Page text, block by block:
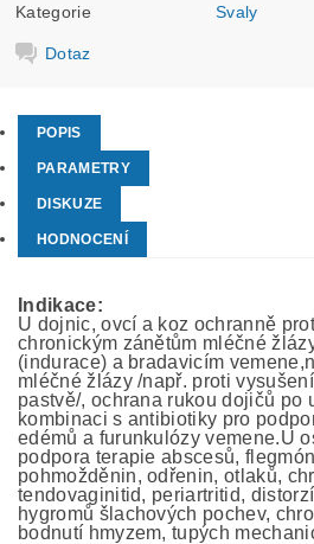
Kategorie Svaly
Dotaz
POPIS
PARAMETRY
DISKUZE
HODNOCENÍ
Indikace:
U dojnic, ovcí a koz ochranně
chronickým zánětům mléčné
(indurace) a bradavicím
mléčné žlázy /např. proti
pastvě/, ochrana rukou dojičů po
kombinaci s antibiotiky pro
edémů a furunkulózy vemene.U
podpora terapie abscesů,
pohmožděnin, odřenin, otlaků,
tendovaginitid, periartritid,
hygromů šlachových pochev,
bodnutí hmyzem, tupých